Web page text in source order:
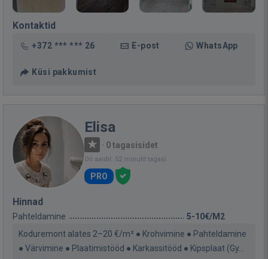
Kontaktid
+372 *** *** 26 E-post WhatsApp
Küsi pakkumist
Elisa
· 0 tagasisidet
Oli saidil: 52 minutit tagasi
PRO
Hinnad
Pahteldamine
5-10€/M2
Koduremont alates 2–20 €/m² ● Krohvimine ● Pahteldamine
● Värvimine ● Plaatimistööd ● Karkassitööd ● Kipsplaat (Gy...